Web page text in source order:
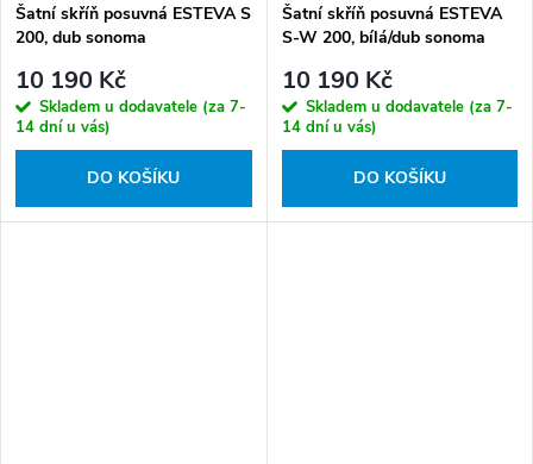
Šatní skříň posuvná ESTEVA S
200, dub sonoma
10 190 Kč
Skladem u dodavatele (za 7-
14 dní u vás)
DO KOŠÍKU
Šatní skříň posuvná ESTEVA
S-W 200, bílá/dub sonoma
10 190 Kč
Skladem u dodavatele (za 7-
14 dní u vás)
DO KOŠÍKU